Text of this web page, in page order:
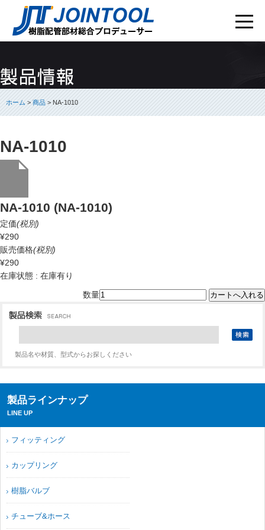
ホーム>商品> NA-1010
NA-1010
NA-1010 (NA-1010)
定価(税別)
¥290
販売価格(税別)
¥290
在庫状態 : 在庫有り
数量
製品名や材質、型式からお探しください
製品ラインナップ
LINE UP
フィッティング
カップリング
樹脂バルブ
チューブ&ホース